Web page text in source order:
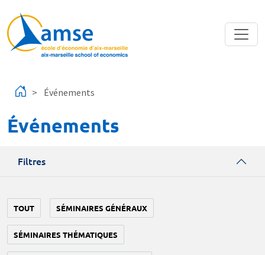
Événements
Événements
Filtres
TOUT SÉMINAIRES GÉNÉRAUX
SÉMINAIRES THÉMATIQUES